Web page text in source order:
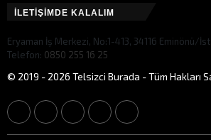
İLETİŞİMDE KALALIM
Eryaman İş Merkezi, No:1-413, 34116 Eminönü/
Telefon: 0850 255 16 25
© 2019 - 2026 Telsizci Burada - Tüm Hakları